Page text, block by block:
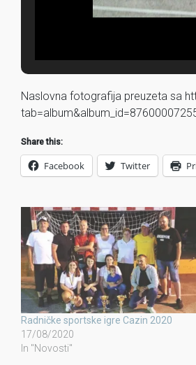
Naslovna fotografija preuzeta sa
Share this:
Facebook Twitter
Radničke sportske igre Cazin 2020
17/08/2020
In "Novosti"